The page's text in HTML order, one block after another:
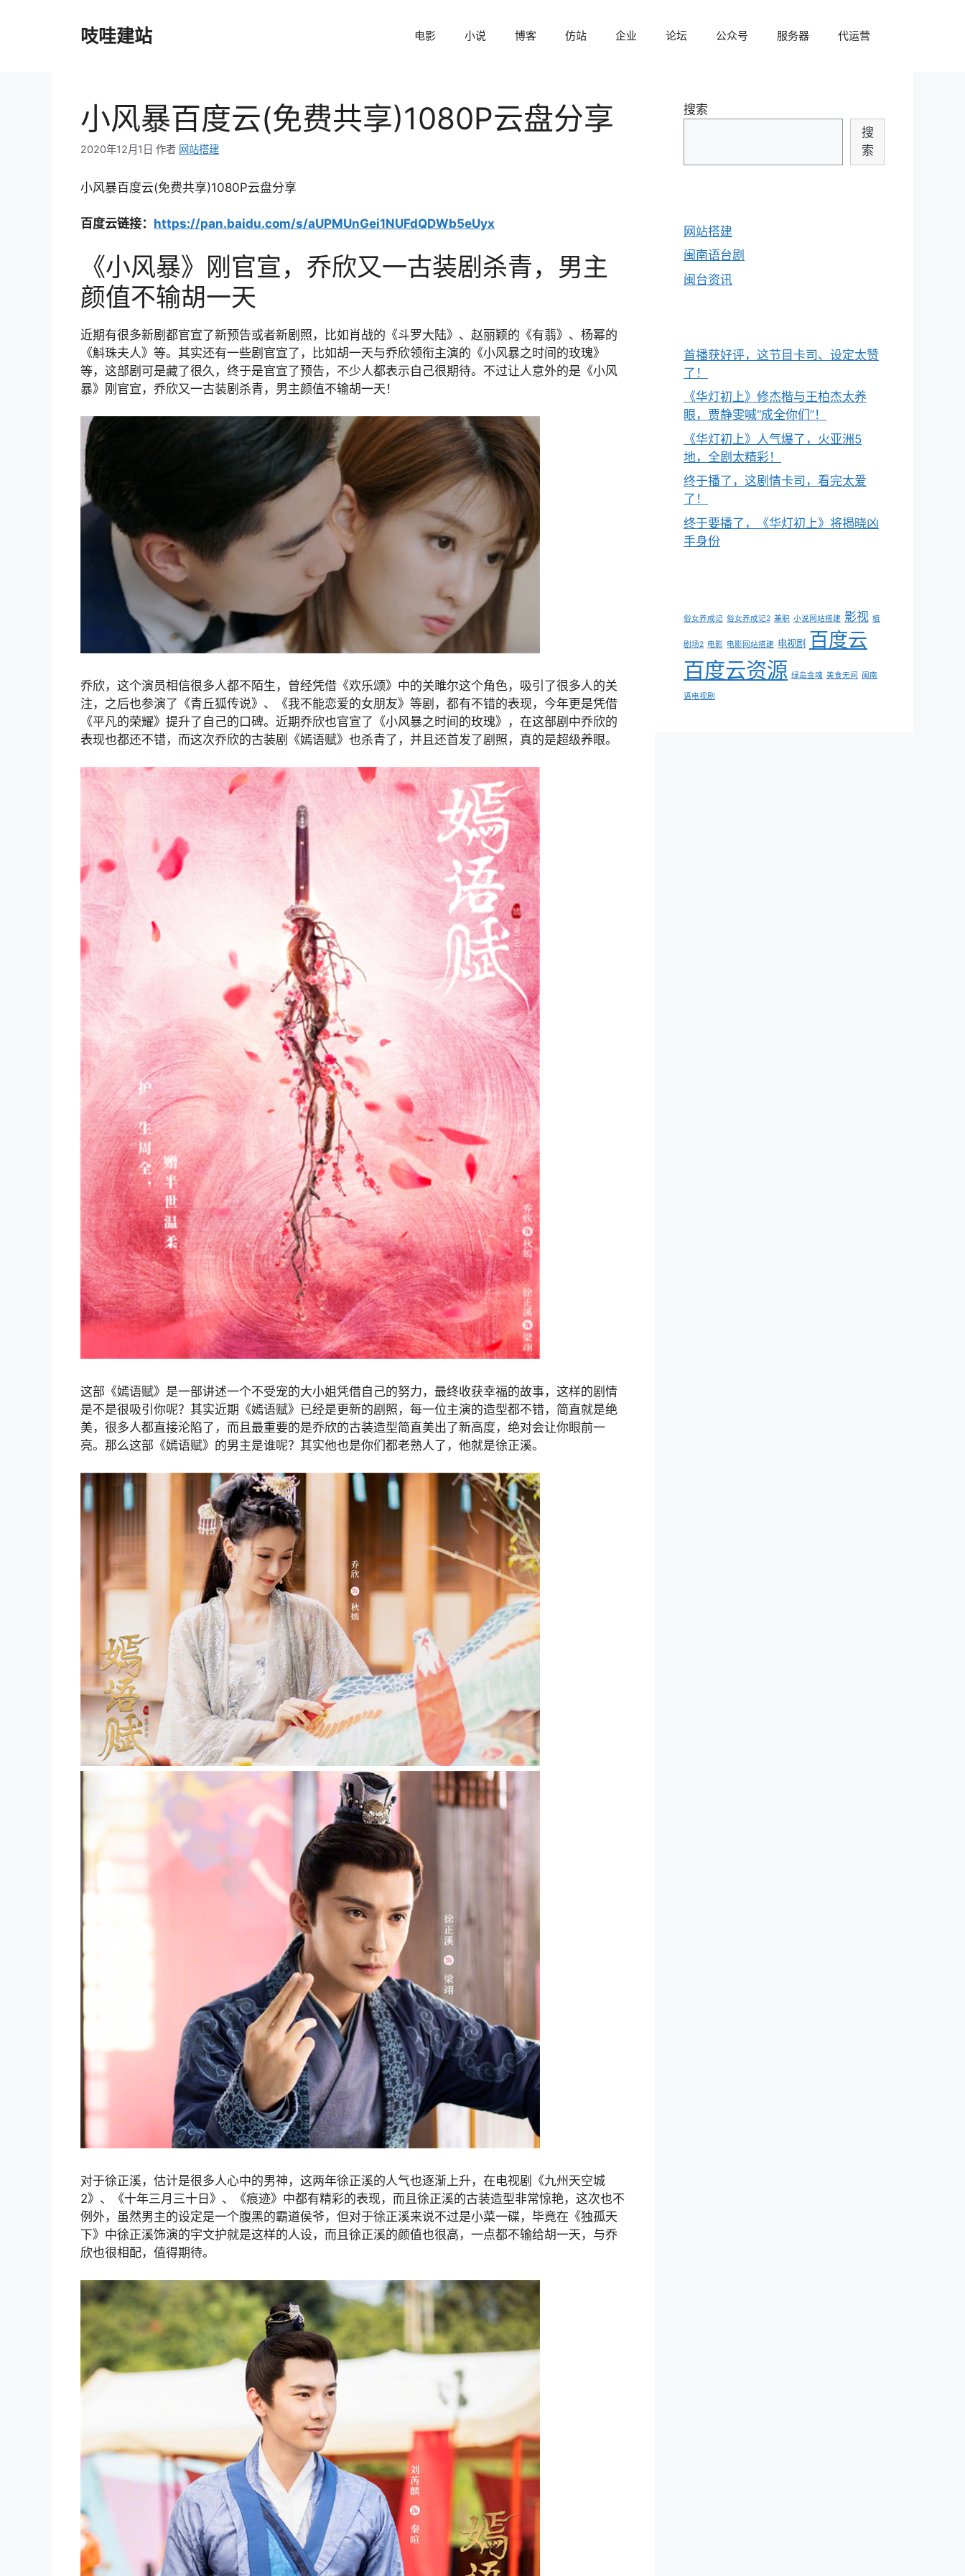
吱哇建站 电影 小说 博客 仿站 企业 论坛 公众号 服务器 代运营
小风暴百度云(免费共享)1080P云盘分享
2020年12月1日 作者 网站搭建
小风暴百度云(免费共享)1080P云盘分享
百度云链接： https://pan.baidu.com/s/aUPMUnGei1NUFdQDWb5eUyx
《小风暴》刚官宣，乔欣又一古装剧杀青，男主
颜值不输胡一天
近期有很多新剧都官宣了新预告或者新剧照，比如肖战的《斗罗大陆》、赵丽颖的《有翡》、杨幂的
《斛珠夫人》等。其实还有一些剧官宣了，比如胡一天与乔欣领衔主演的《小风暴之时间的玫瑰》
等，这部剧可是藏了很久，终于是官宣了预告，不少人都表示自己很期待。不过让人意外的是《小风
暴》刚官宣，乔欣又一古装剧杀青，男主颜值不输胡一天！
乔欣，这个演员相信很多人都不陌生，曾经凭借《欢乐颂》中的关雎尔这个角色，吸引了很多人的关
注，之后也参演了《青丘狐传说》、《我不能恋爱的女朋友》等剧，都有不错的表现，今年更是凭借
《平凡的荣耀》提升了自己的口碑。近期乔欣也官宣了《小风暴之时间的玫瑰》，在这部剧中乔欣的
表现也都还不错，而这次乔欣的古装剧《嫣语赋》也杀青了，并且还首发了剧照，真的是超级养眼。
这部《嫣语赋》是一部讲述一个不受宠的大小姐凭借自己的努力，最终收获幸福的故事，这样的剧情
是不是很吸引你呢？其实近期《嫣语赋》已经是更新的剧照，每一位主演的造型都不错，简直就是绝
美，很多人都直接沦陷了，而且最重要的是乔欣的古装造型简直美出了新高度，绝对会让你眼前一
亮。那么这部《嫣语赋》的男主是谁呢？其实他也是你们都老熟人了，他就是徐正溪。
对于徐正溪，估计是很多人心中的男神，这两年徐正溪的人气也逐渐上升，在电视剧《九州天空城
2》、《十年三月三十日》、《痕迹》中都有精彩的表现，而且徐正溪的古装造型非常惊艳，这次也不
例外，虽然男主的设定是一个腹黑的霸道侯爷，但对于徐正溪来说不过是小菜一碟，毕竟在《独孤天
下》中徐正溪饰演的宇文护就是这样的人设，而且徐正溪的颜值也很高，一点都不输给胡一天，与乔
欣也很相配，值得期待。
搜索
搜
索
网站搭建
闽南语台剧
闽台资讯
首播获好评，这节目卡司、设定太赞
了！
《华灯初上》修杰楷与王柏杰太养
眼，贾静雯喊“成全你们”！
《华灯初上》人气爆了，火亚洲5
地，全剧太精彩！
终于播了，这剧情卡司，看完太爱
了！
终于要播了，《华灯初上》将揭晓凶
手身份
俗女养成记 俗女养成记2 兼职 小说网站搭建 影视 植
剧场2 电影 电影网站搭建 电视剧 百度云
百度云资源 绿岛金魂 美食无间 闽南
语电视剧